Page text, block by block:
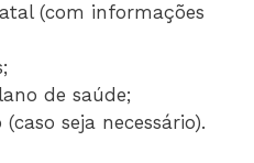
(com informações
de saúde;
seja necessário).